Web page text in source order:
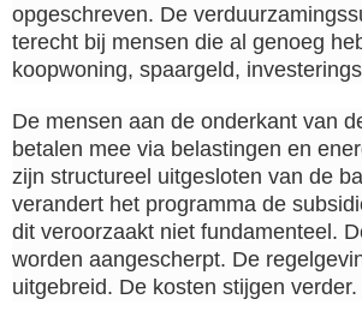
opgeschreven. De
terecht bij mensen die al genoeg
koopwoning, spaargeld,
De mensen aan de onderkant van
betalen mee via belastingen en
zijn structureel uitgesloten van de
verandert het programma de
dit veroorzaakt niet fundamenteel.
worden aangescherpt. De
uitgebreid. De kosten stijgen verder.